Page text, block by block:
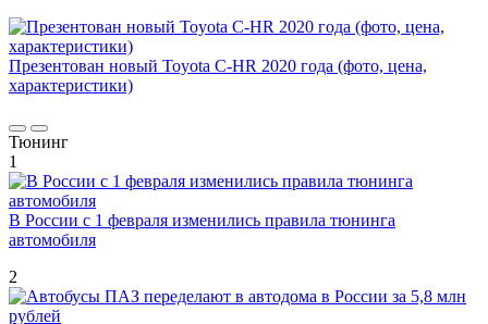
Презентован новый Toyota C-HR 2020 года (фото, цена,
характеристики)
Тюнинг
1
В России с 1 февраля изменились правила тюнинга
автомобиля
2